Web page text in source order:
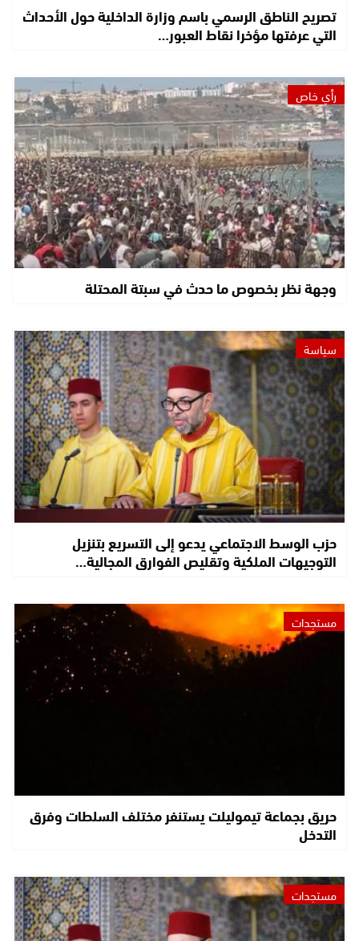
تصريح الناطق الرسمي باسم وزارة الداخلية حول الأحداث
التي عرفتها مؤخرا نقاط العبور…
رأي خاص
وجهة نظر بخصوص ما حدث في سبتة المحتلة
سياسة
حزب الوسط الاجتماعي يدعو إلى التسريع بتنزيل
التوجيهات الملكية وتقليص الفوارق المجالية…
مستجدات
حريق بجماعة تيموليلت يستنفر مختلف السلطات وفرق
التدخل
مستجدات